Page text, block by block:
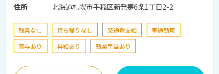
住所
北海道札幌市手稲区新発寒6条1丁目2-2
残業なし 持ち帰りなし 交通費支給
車通勤可
賞与あり
昇給あり 残業手当あり